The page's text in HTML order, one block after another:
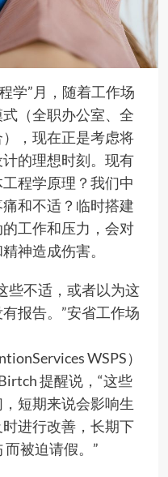
学”月，随着工作场
（全职办公室、全
，现在正是考虑将
的理想时刻。现有
程学原理？我们中
和不适？临时搭建
工作和压力，会对
神造成伤害。
些不适，或者以为这
报告。”安省工作场
WSPS）
提醒说，“这些
短期来说会影响生
进行改善，长期下
被迫请假。”